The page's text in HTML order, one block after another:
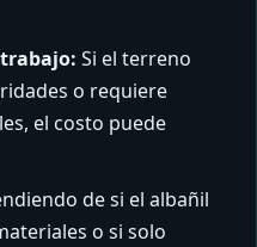
Si el terreno
o requiere
el costo puede
de si el albañil
o si solo